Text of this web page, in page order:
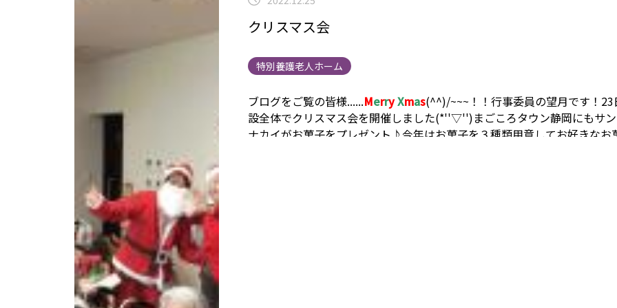
クリスマス会
特別養護老人ホーム
ブログをご覧の皆様......MerryXmas(^^)/~~~！！ 行事委員の望月です！23
設全体でクリスマス会を開催しました(*''▽'')まごころタウン静岡にもサ
ナカイがお菓子をプレゼント♪今年はお菓子を３種類用意してお好きなお